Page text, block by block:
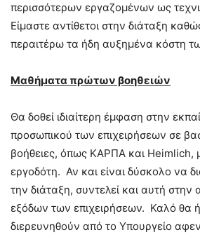
περισσότερων εργαζομένων ως
Είμαστε αντίθετοι στην διάταξη
περαιτέρω τα ήδη αυξημένα κόστη
Μαθήματα πρώτων βοηθειών
Θα δοθεί ιδιαίτερη έμφαση στην
προσωπικού των επιχειρήσεων σε
βοήθειες, όπως ΚΑΡΠΑ και Heimlich,
εργοδότη. Αν και είναι δύσκολο να
την διάταξη, συντελεί και αυτή
εξόδων των επιχειρήσεων. Καλό θα
διερευνηθούν από το Υπουργείο